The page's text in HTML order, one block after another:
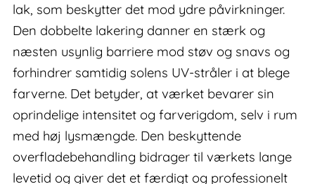
lak, som beskytter det mod ydre påvirkninger.
Den dobbelte lakering danner en stærk og
næsten usynlig barriere mod støv og snavs og
forhindrer samtidig solens UV-stråler i at blege
farverne. Det betyder, at værket bevarer sin
oprindelige intensitet og farverigdom, selv i rum
med høj lysmængde. Den beskyttende
overfladebehandling bidrager til værkets lange
levetid og giver det et færdigt og professionelt